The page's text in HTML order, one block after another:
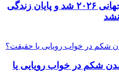
اسپانیا قهرمان جام جهانی ۲۰۲۶ شد و پایان زندگی
شکم در خواب رویایی یا